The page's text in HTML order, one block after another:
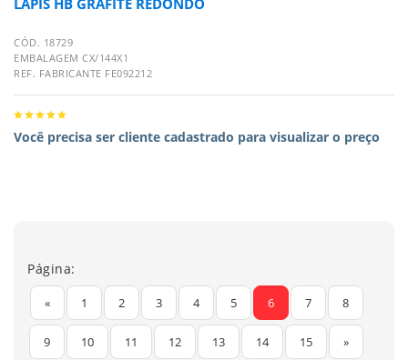
LAPIS HB GRAFITE REDONDO
CÓD. 18729
EMBALAGEM CX/144X1
REF. FABRICANTE FE092212
Você precisa ser cliente cadastrado para visualizar o preço
Página:
« 1 2 3 4 5 6 7 8
9 10 11 12 13 14 15 »